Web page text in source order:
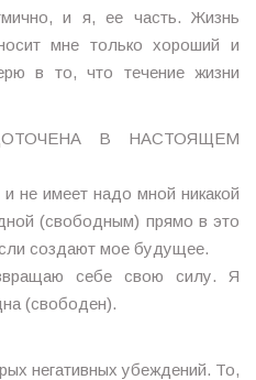
и я, ее часть. Жизнь
мне только хороший и
в то, что течение жизни
В НАСТОЯЩЕМ
не имеет надо мной никакой
(свободным) прямо в это
создают мое будущее.
себе свою силу. Я
(свободен).
негативных убеждений. То,